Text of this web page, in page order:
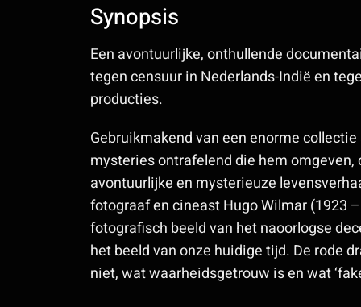
Synopsis
Een avontuurlijke, onthullende
tegen censuur in Nederlands-Indië en
producties.
Gebruikmakend van een enorme
mysteries ontrafelend die hem
avontuurlijke en mysterieuze
fotograaf en cineast Hugo Wilmar (1923
fotografisch beeld van het naoorlogse
het beeld van onze huidige tijd. De rode
niet, wat waarheidsgetrouw is en wat